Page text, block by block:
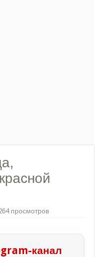
просмотров
канал